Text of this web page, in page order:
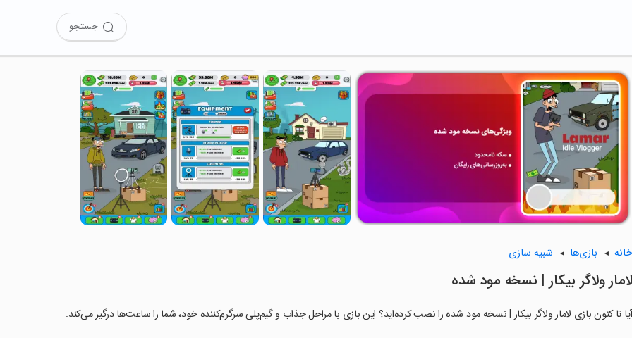
جستجو
خانه بازی‌ها شبیه سازی
لامار ولاگر بیکار | نسخه مود شده
آیا تا کنون بازی لامار ولاگر بیکار | نسخه مود شده را نصب کرده‌اید؟ این بازی با مراحل جذاب و گیم‌پلی سرگرم‌کننده خود، شما را ساعت‌ها درگیر می‌کند.